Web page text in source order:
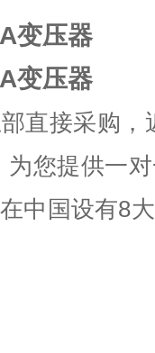
变压器
变压器
直接采购，
为您提供一
中国设有8